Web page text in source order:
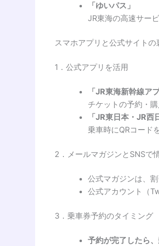
「ゆいパス」
JR東海の高速サー
スマホアプリと公式サイトの
1．公式アプリを活用
「JR東海新幹線アプ
チケットの予約・
「JR東日本・JR西
乗車時にQRコード
2．メールマガジンとSNSで
公式マガジンは、
公式アカウント（
3．乗車券予約のタイミング
予約が完了したら